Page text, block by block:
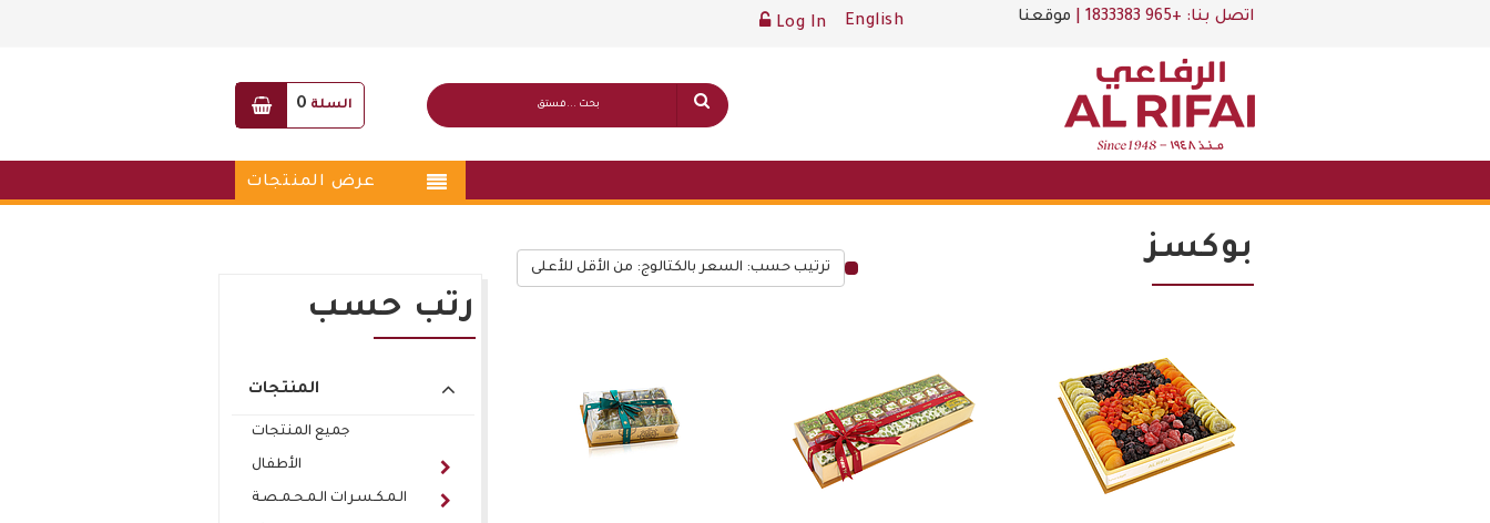
اتصل بنا: +965 1833383 موقعنا Log In English
السلة 0
عرض المنتجات
رتب حسب
المنتجات
جميع المنتجات
الأطفال
الـمـكـسـرات الـمـحـمـصـة
بوكسز ترتيب حسب: السعر بالكتالوج: من الأقل للأعلى